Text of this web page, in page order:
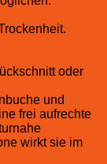
oder
und
frei aufrechte
wirkt sie im